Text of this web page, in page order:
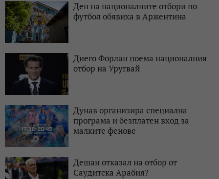
Ден на националните отбори по
футбол обявиха в Аржентина
Диего Форлан поема националния
отбор на Уругвай
Дунав организира специална
програма и безплатен вход за
малките фенове
Дешан отказал на отбор от
Саудитска Арабия?